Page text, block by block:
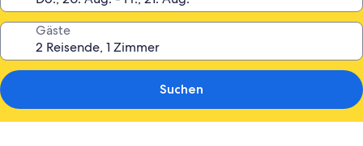
Gäste
Suchen